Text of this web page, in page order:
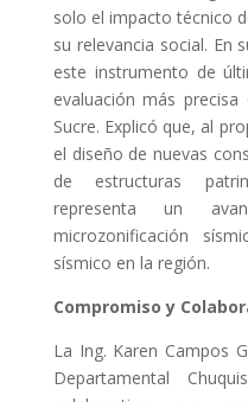
solo el impacto técnico
su relevancia social. En
este instrumento de
evaluación más
Sucre. Explicó que, al
el diseño de nuevas
de estructuras
representa un
microzonificación
sísmico en la región.
Compromiso y
La Ing. Karen Campos
Departamental